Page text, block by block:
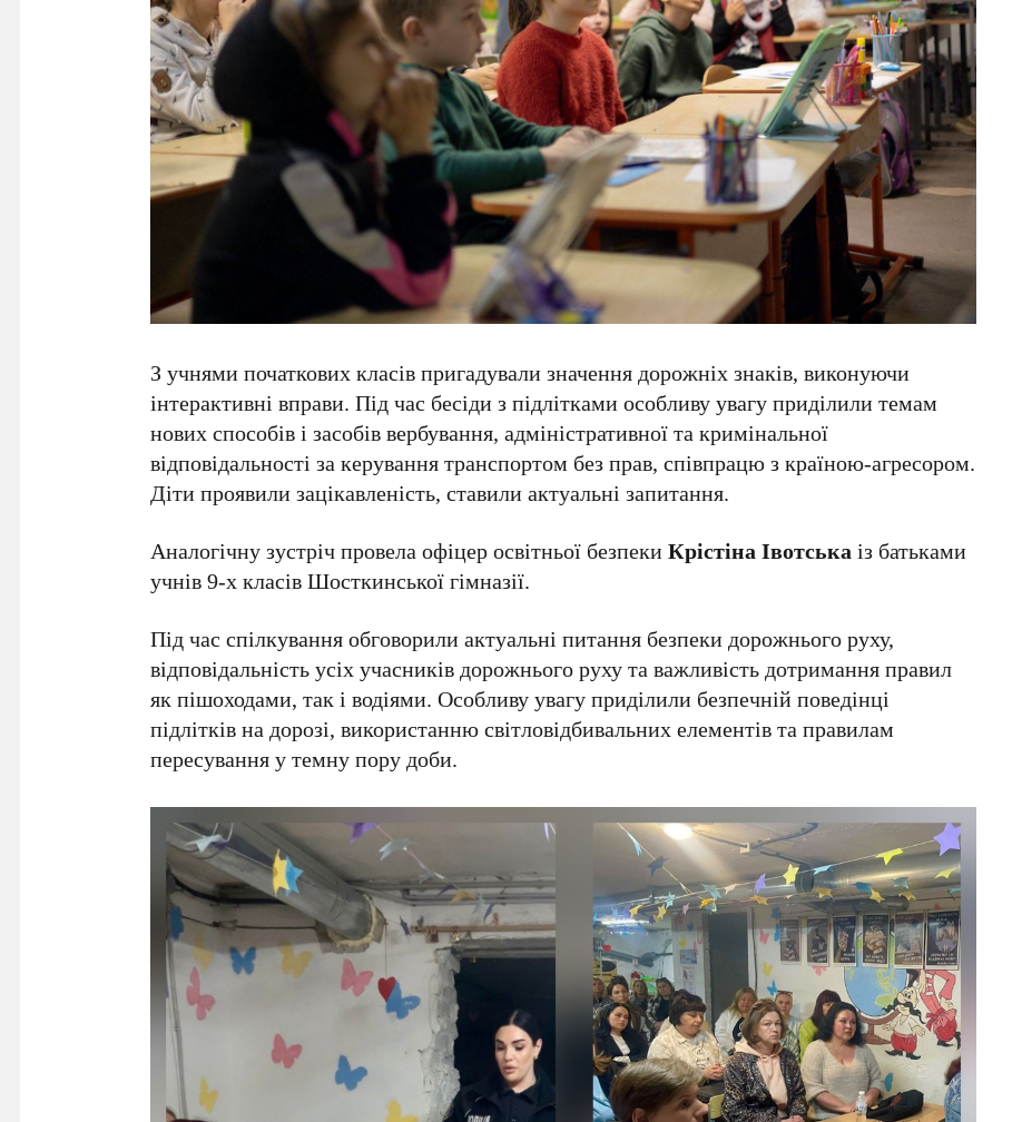
З учнями початкових класів пригадували значення дорожніх знаків, виконуючи
інтерактивні вправи. Під час бесіди з підлітками особливу увагу приділили темам
нових способів і засобів вербування, адміністративної та кримінальної
відповідальності за керування транспортом без прав, співпрацю з країною-агресором.
Діти проявили зацікавленість, ставили актуальні запитання.
Аналогічну зустріч провела офіцер освітньої безпекиКрістіна Івотськаіз батьками
учнів 9-х класів Шосткинської гімназії.
Під час спілкування обговорили актуальні питання безпеки дорожнього руху,
відповідальність усіх учасників дорожнього руху та важливість дотримання правил
як пішоходами, так і водіями. Особливу увагу приділили безпечній поведінці
підлітків на дорозі, використанню світловідбивальних елементів та правилам
пересування у темну пору доби.